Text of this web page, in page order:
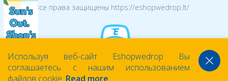
© 2026 Все права защищены https://eshopwedrop.lt/
Используя веб-сайт Eshopwedrop Вы
соглашаетесь с нашим использованием
файлов cookie. Read more